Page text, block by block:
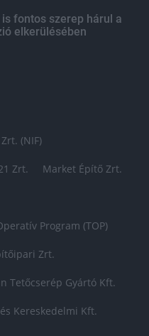
fontos szerep hárul a
elkerülésében
(NIF)
Zrt. Market Építő Zrt.
Program (TOP)
Zrt.
Tetőcserép Gyártó Kft.
Kereskedelmi Kft.